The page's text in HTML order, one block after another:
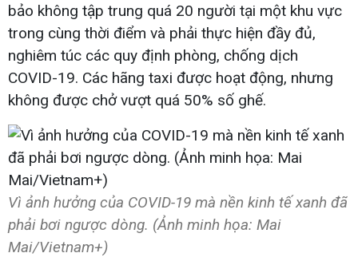
bảo không tập trung quá 20 người tại một khu vực
trong cùng thời điểm và phải thực hiện đầy đủ,
nghiêm túc các quy định phòng, chống dịch
COVID-19. Các hãng taxi được hoạt động, nhưng
không được chở vượt quá 50% số ghế.
Vì ảnh hưởng của COVID-19 mà nền kinh tế xanh đã
phải bơi ngược dòng. (Ảnh minh họa: Mai
Mai/Vietnam+)